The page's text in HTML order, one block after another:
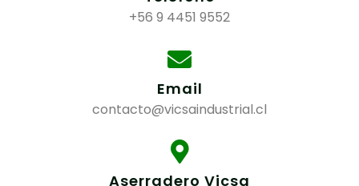
+56 9 4451 9552
Email
contacto@vicsaindustrial.cl
Aserradero Vicsa